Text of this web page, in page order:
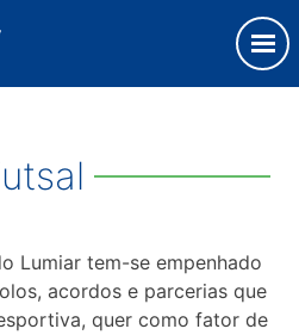
Lumiar tem-se empenhado
acordos e parcerias que
quer como fator de